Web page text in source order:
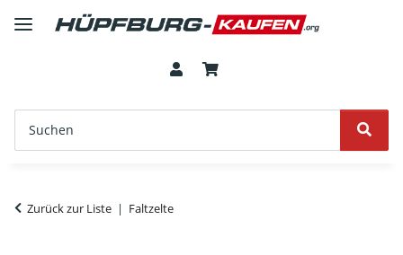
Zurück zur Liste Faltzelte